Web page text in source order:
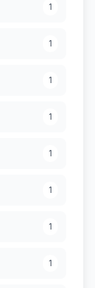
1
1
1
1
1
1
1
1